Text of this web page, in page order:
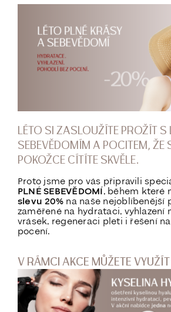
LÉTO SI ZASLOUŽÍTE PROŽÍT S
SEBEVĚDOMÍM A POCITEM, ŽE
POKOŽCE CÍTÍTE SKVĚLE.
Proto jsme pro vás připravili
PLNÉ SEBEVĚDOMÍ, během které
slevu 20% na naše nejoblíbenější
zaměřené na hydrataci, vyhlazení
vrásek, regeneraci pleti i řešení
pocení.
V RÁMCI AKCE MŮŽETE